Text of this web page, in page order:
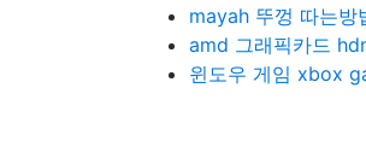
mayah 뚜껑 따는방
amd 그래픽카드
윈도우 게임 xbox